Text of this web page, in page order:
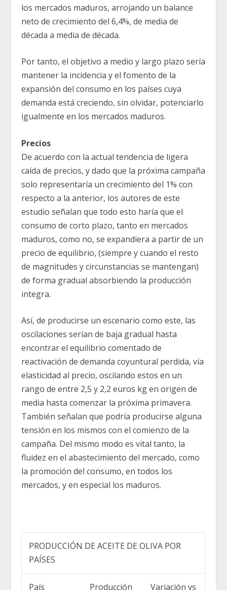
los mercados maduros, arrojando un balance
neto de crecimiento del 6,4%, de media de
década a media de década.
Por tanto, el objetivo a medio y largo plazo sería
mantener la incidencia y el fomento de la
expansión del consumo en los países cuya
demanda está creciendo, sin olvidar, potenciarlo
igualmente en los mercados maduros.
Precios
De acuerdo con la actual tendencia de ligera
caída de precios, y dado que la próxima campaña
solo representaría un crecimiento del 1% con
respecto a la anterior, los autores de este
estudio señalan que todo esto haría que el
consumo de corto plazo, tanto en mercados
maduros, como no, se expandiera a partir de un
precio de equilibrio, (siempre y cuando el resto
de magnitudes y circunstancias se mantengan)
de forma gradual absorbiendo la producción
integra.
Así, de producirse un escenario como este, las
oscilaciones serían de baja gradual hasta
encontrar el equilibrio comentado de
reactivación de demanda coyuntural perdida, vía
elasticidad al precio, oscilando estos en un
rango de entre 2,5 y 2,2 euros kg en origen de
media hasta comenzar la próxima primavera.
También señalan que podría producirse alguna
tensión en los mismos con el comienzo de la
campaña. Del mismo modo es vital tanto, la
fluidez en el abastecimiento del mercado, como
la promoción del consumo, en todos los
mercados, y en especial los maduros.
PRODUCCIÓN DE ACEITE DE OLIVA POR
PAÍSES
País
Producción
Variación vs